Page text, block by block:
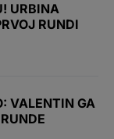
URBINA
RUNDI
VALENTIN GA